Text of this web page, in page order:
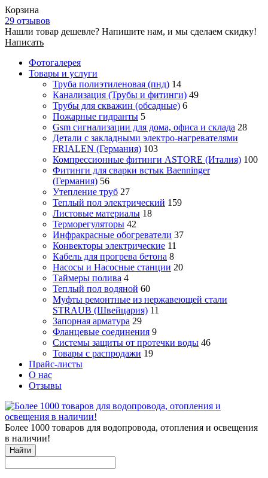
Корзина
29 отзывов
Нашли товар дешевле? Напишите нам, и мы сделаем скидку!
Написать
Фотогалерея
Товары и услуги
Труба полиэтиленовая (пнд) 14
Канализация (Трубы и фитинги) 49
Трубы для скважин (обсадные) 6
Пожарные гидранты 5
Gsm сигнализации для дома, офиса и склада 28
Детали с закладными электро-нагревателями
FRIALEN (Германия) 103
Компрессионные фитинги ASTORE (Италия) 100
Фитинги для сварки встык Baenninger
(Германия) 56
Утепление труб 27
Теплый пол электрический 159
Листовые материалы 18
Терморегуляторы 42
Инфракрасные обогреватели 37
Конвекторы электрические 11
Кабель для прогрева бетона 8
Насосы и Насосные станции 20
Таймеры полива 4
Теплый пол водяной 60
Муфты ремонтные из нержавеющей стали
STRAUB (Швейцария) 11
Запорная арматура 29
Фланцевые соединения 9
Системы защиты от протечки воды 46
Товары с распродажи 19
Прайс-листы
О нас
Отзывы
Более 1000 товаров для водопровода, отопления и освещения
в наличии!
Найти